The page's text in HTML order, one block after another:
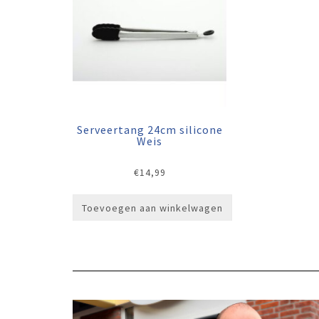
Serveertang 24cm silicone
Weis
€14,99
Toevoegen aan winkelwagen